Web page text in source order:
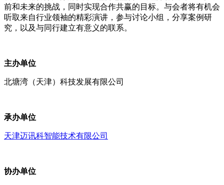
前和未来的挑战，同时实现合作共赢的目标。与会者将有机会
听取来自行业领袖的精彩演讲，参与讨论小组，分享案例研
究，以及与同行建立有意义的联系。
主办单位
北塘湾（天津）科技发展有限公司
承办单位
天津迈讯科智能技术有限公司
协办单位